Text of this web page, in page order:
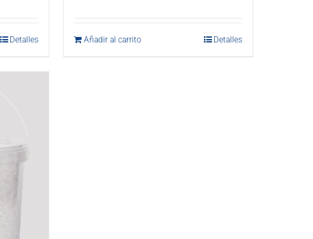
Detalles Añadir al carrito Detalles